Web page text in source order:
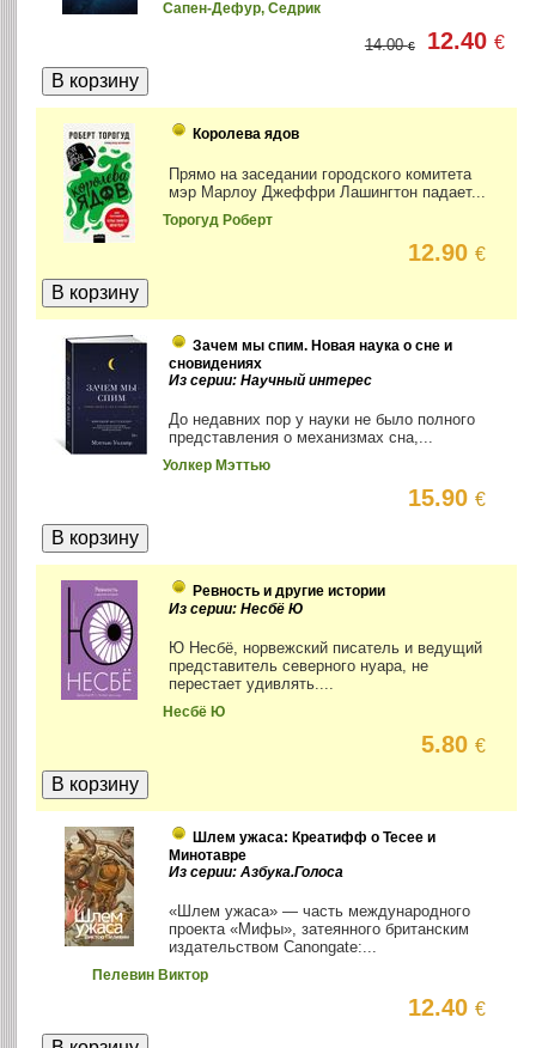
Сапен-Дефур, Седрик
14.00€ 12.40€
Королева ядов
Прямо на заседании городского комитета
мэр Марлоу Джеффри Лашингтон падает...
Торогуд Роберт
12.90€
Зачем мы спим. Новая наука о сне и
сновидениях
Из серии: Научный интерес
До недавних пор у науки не было полного
представления о механизмах сна,...
Уолкер Мэттью
15.90€
Ревность и другие истории
Из серии: Несбё Ю
Ю Несбё, норвежский писатель и ведущий
представитель северного нуара, не
перестает удивлять....
Несбё Ю
5.80€
Шлем ужаса: Креатифф о Тесее и
Минотавре
Из серии: Азбука.Голоса
«Шлем ужаса» — часть международного
проекта «Мифы», затеянного британским
издательством Canongate:...
Пелевин Виктор
12.40€